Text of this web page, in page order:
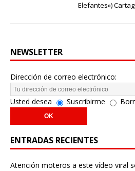
Elefantes»)
NEWSLETTER
Dirección de correo electrónico:
Usted desea Suscribirme
ENTRADAS RECIENTES
Atención moteros a este vídeo viral